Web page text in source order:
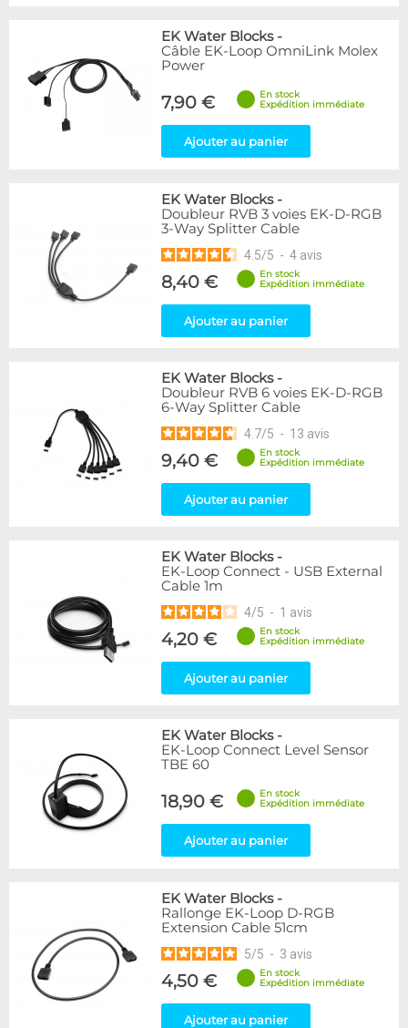
EK Water Blocks-
Câble EK-Loop OmniLink Molex
Power
7,90 €
En stock
Expédition immédiate
Ajouter au panier
EK Water Blocks-
Doubleur RVB 3 voies EK-D-RGB
3-Way Splitter Cable
4.5/5 - 4 avis
8,40 €
En stock
Expédition immédiate
Ajouter au panier
EK Water Blocks-
Doubleur RVB 6 voies EK-D-RGB
6-Way Splitter Cable
4.7/5 - 13 avis
9,40 €
En stock
Expédition immédiate
Ajouter au panier
EK Water Blocks-
EK-Loop Connect - USB External
Cable 1m
4/5 - 1 avis
4,20 €
En stock
Expédition immédiate
Ajouter au panier
EK Water Blocks-
EK-Loop Connect Level Sensor
TBE 60
18,90 €
En stock
Expédition immédiate
Ajouter au panier
EK Water Blocks-
Rallonge EK-Loop D-RGB
Extension Cable 51cm
5/5 - 3 avis
4,50 €
En stock
Expédition immédiate
Ajouter au panier